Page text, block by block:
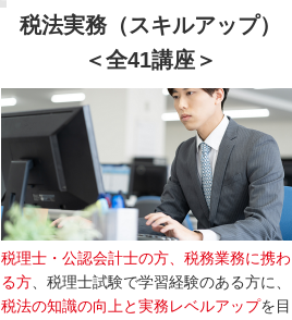
税法実務（スキルアップ）
＜全41講座＞
税理士・公認会計士の方、税務業務に携わ
る方 、税理士試験で学習経験のある方に、
税法の知識の向上と実務レベルアップを目